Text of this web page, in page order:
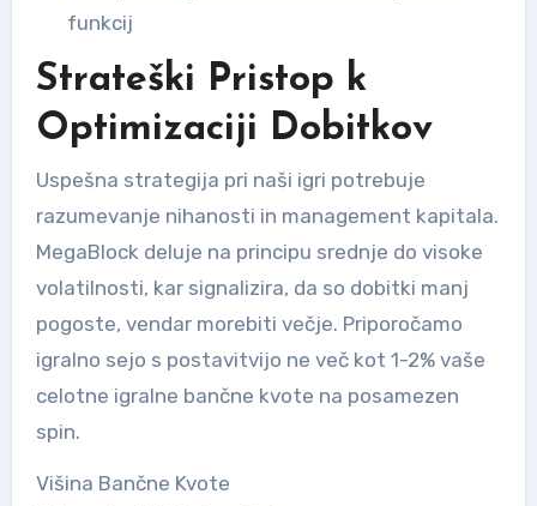
funkcij
Strateški Pristop k
Optimizaciji Dobitkov
Uspešna strategija pri naši igri potrebuje
razumevanje nihanosti in management kapitala.
MegaBlock deluje na principu srednje do visoke
volatilnosti, kar signalizira, da so dobitki manj
pogoste, vendar morebiti večje. Priporočamo
igralno sejo s postavitvijo ne več kot 1-2% vaše
celotne igralne bančne kvote na posamezen
spin.
Višina Bančne Kvote